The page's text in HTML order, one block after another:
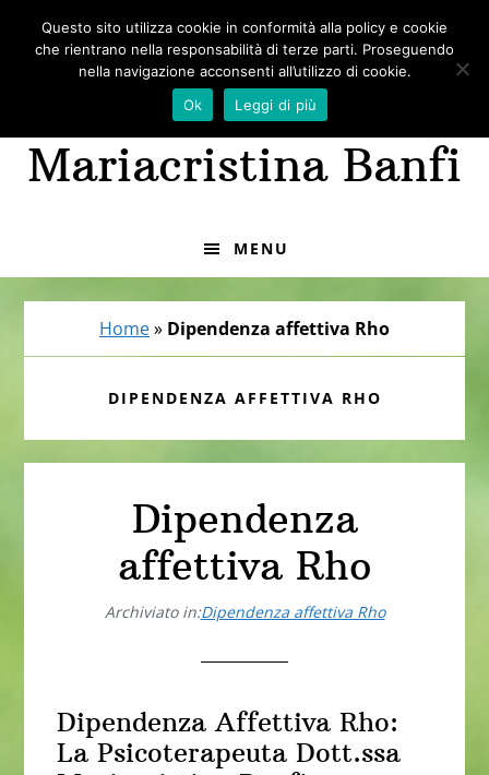
navigazione
contenuto
Psicoterapeuta Rho
- Dott.ssa
Mariacristina Banfi
MENU
Home» Dipendenza affettiva Rho
DIPENDENZA AFFETTIVA RHO
Dipendenza
affettiva Rho
Archiviato in:Dipendenza affettiva Rho
Dipendenza Affettiva Rho:
La Psicoterapeuta Dott.ssa
Questo sito utilizza cookie in conformità alla policy e cookie
che rientrano nella responsabilità di terze parti. Proseguendo
nella navigazione acconsenti all’utilizzo di cookie.
Ok
Leggi di più